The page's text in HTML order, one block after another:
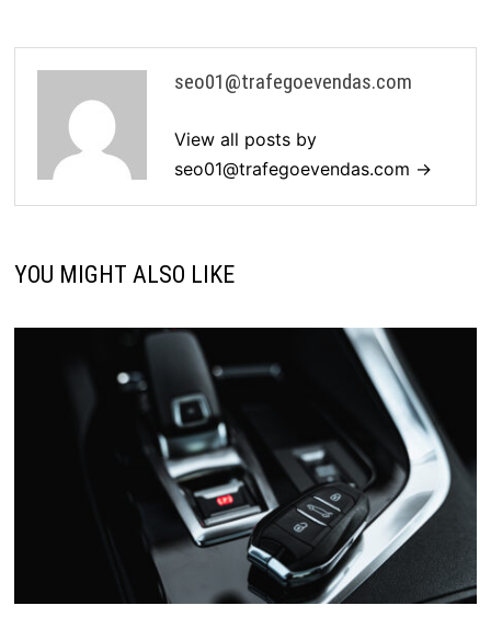
seo01@trafegoevendas.com
View all posts by
seo01@trafegoevendas.com →
YOU MIGHT ALSO LIKE